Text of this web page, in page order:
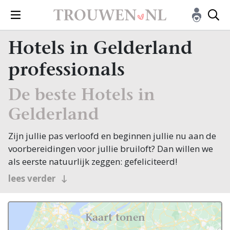
Hotels in Gelderland
professionals
De beste Hotels in
Gelderland
Zijn jullie pas verloofd en beginnen jullie nu aan de
voorbereidingen voor jullie bruiloft? Dan willen we
als eerste natuurlijk zeggen: gefeliciteerd!
Veel bruidsparen beginnen hun zoektocht naar
Nou, je bent op de juiste plek beland, want op
Trouwen.nl vind je oneindig veel inspiratie voor alle
facetten van jullie bruiloft. Bovendien vind je op
lees verder
Kaart tonen